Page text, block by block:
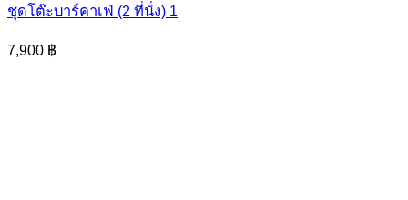
ชุดโต๊ะบาร์คาเฟ่ (2 ที่นั่ง) 1
7,900 ฿